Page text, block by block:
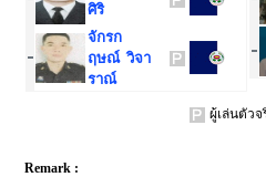
ศิริ
จักรก
ฤษณ์ วิจา
ราณ์
ผู้เล่นตัวจ
Remark :